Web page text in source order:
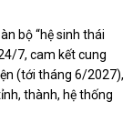
bộ “hệ sinh thái
7, cam kết cung
(tới tháng 6/2027),
thành, hệ thống